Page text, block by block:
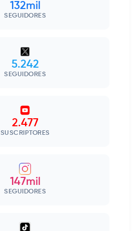
132mil
SEGUIDORES
5.242
SEGUIDORES
2.477
SUSCRIPTORES
147mil
SEGUIDORES